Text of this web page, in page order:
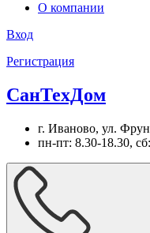
О компании
Вход
Регистрация
СанТехДом
г. Иваново, ул.
пн-пт: 8.30-18.30,